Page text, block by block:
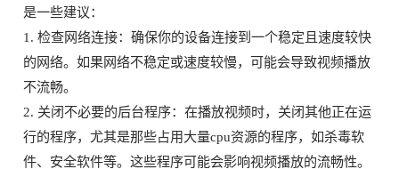
是一些建议：
1. 检查网络连接：确保你的设备连接到一个稳定且速度较快
的网络。如果网络不稳定或速度较慢，可能会导致视频播放
不流畅。
2. 关闭不必要的后台程序：在播放视频时，关闭其他正在运
行的程序，尤其是那些占用大量cpu资源的程序，如杀毒软
件、安全软件等。这些程序可能会影响视频播放的流畅性。